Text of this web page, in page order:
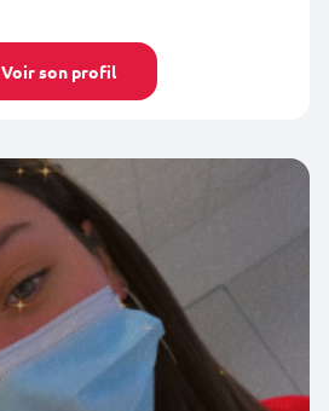
Voir son profil